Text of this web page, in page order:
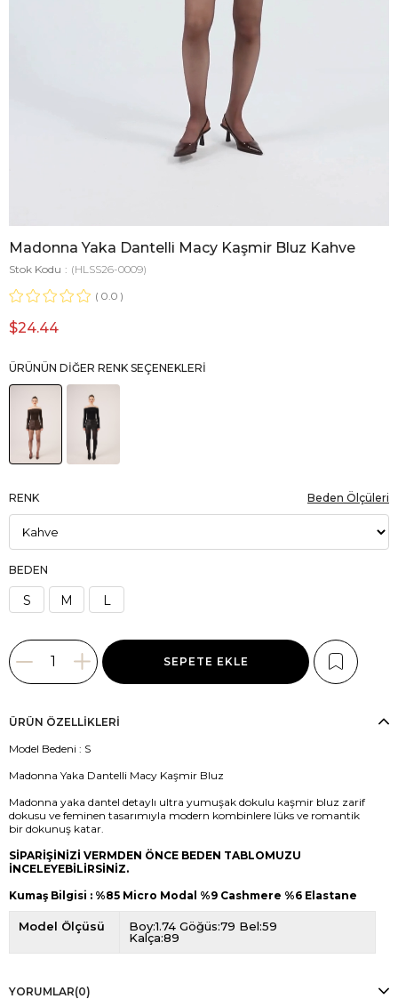
Madonna Yaka Dantelli Macy Kaşmir Bluz Kahve
Stok Kodu
(HLSS26-0009)
0.0
$24.44
ÜRÜNÜN DIĞER RENK SEÇENEKLERI
RENK
BEDEN
S M L
Beden Ölçüleri
ÜRÜN ÖZELLIKLERI
Model Bedeni : S
Madonna Yaka Dantelli Macy Kaşmir Bluz
Madonna yaka dantel detaylı ultra yumuşak dokulu kaşmir bluz zarif
dokusu ve feminen tasarımıyla modern kombinlere lüks ve romantik
bir dokunuş katar.
SİPARİŞİNİZİ VERMDEN ÖNCE BEDEN TABLOMUZU
İNCELEYEBİLİRSİNİZ.
Kumaş Bilgisi : %85 Micro Modal %9 Cashmere %6 Elastane
Model Ölçüsü
Boy:1.74 Göğüs:79 Bel:59
Kalça:89
YORUMLAR(0)